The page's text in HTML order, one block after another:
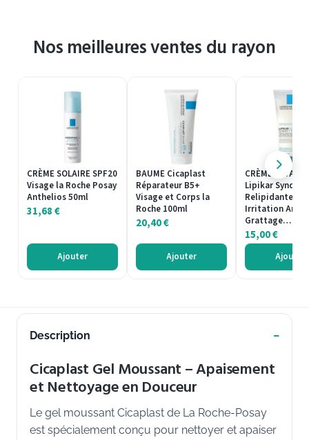
Nos meilleures ventes du rayon
CRÈME SOLAIRE SPF20
Visage la Roche Posay
Anthelios 50ml
31,68€
Ajouter
BAUME Cicaplast
Réparateur B5+
Visage et Corps la
Roche 100ml
20,40€
Ajouter
CRÈME
Lipikar Syndet
Relipidante
Irritation Anti
Grattage…
15,00€
Ajouter
Description
Cicaplast Gel Moussant – Apaisement
et Nettoyage en Douceur
Le gel moussant Cicaplast de La Roche-Posay
est spécialement conçu pour nettoyer et apaiser